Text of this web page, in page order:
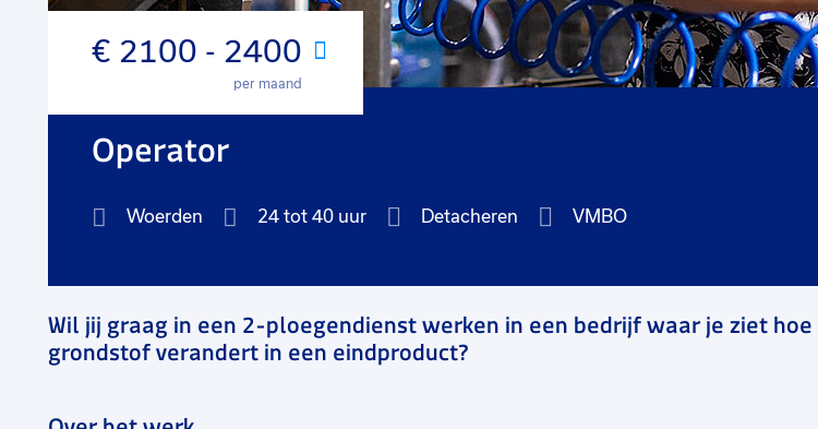
Maand
€ 2100 - 2400
per maand
Operator
Woerden 24 tot 40 uur Detacheren VMBO
Wil jij graag in een 2-ploegendienst werken in een bedrijf waar je ziet hoe
grondstof verandert in een eindproduct?